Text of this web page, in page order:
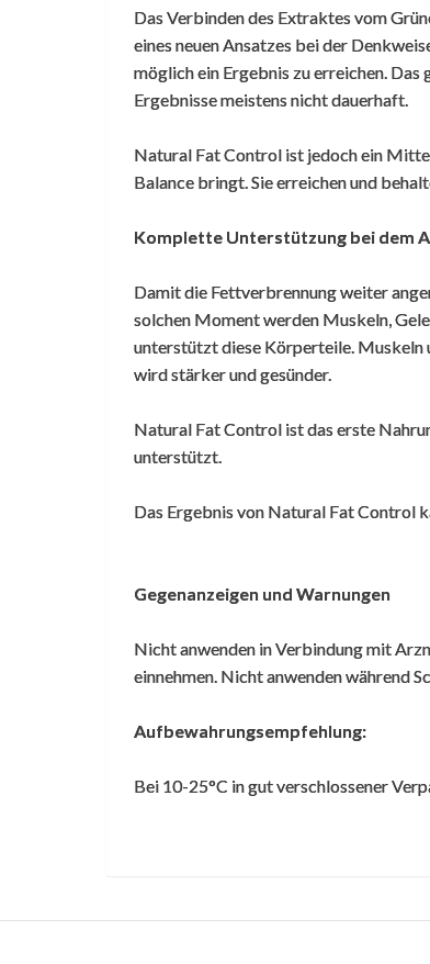
Das Verbinden des Extraktes vom
eines neuen Ansatzes bei der
möglich ein Ergebnis zu erreichen.
Ergebnisse meistens nicht dauerhaft.
Natural Fat Control ist jedoch ein
Balance bringt. Sie erreichen und
Komplette Unterstützung bei dem
Damit die Fettverbrennung weiter
solchen Moment werden Muskeln,
unterstützt diese Körperteile. Muskeln
wird stärker und gesünder.
Natural Fat Control ist das erste
unterstützt.
Das Ergebnis von Natural Fat Control
Gegenanzeigen und Warnungen
Nicht anwenden in Verbindung mit
einnehmen. Nicht anwenden während
Aufbewahrungsempfehlung:
Bei 10-25°C in gut verschlossener
In Kombination mit Protein Blok
Eiweißshake M. Caseine (als
Mahlzeitersatz) verringert mein
sich sehr schnell. 3x p W
min ist es sehr hart und ich bin
1,5 W dabei und sehe schon gute
Die Fettkontrolle habe ich
und sah noch kein Ergebnis.
Für mich geht es vor allem um die
Kombination deswegen 4 Sterne
Dieses Kommentar wurde von unserem
niederlï¿½ndischen Hauptshop automatisch